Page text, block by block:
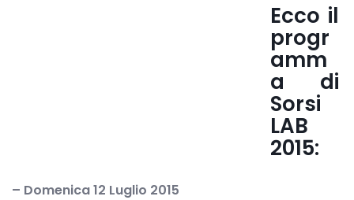
Ecco il
progr
amm
a di
Sorsi
LAB
2015:
– Domenica 12 Luglio 2015